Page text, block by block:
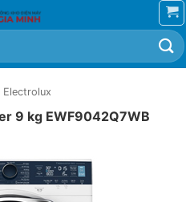
Electrolux
9 kg EWF9042Q7WB